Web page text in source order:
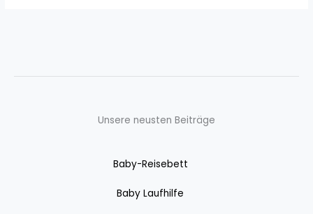
Unsere neusten Beiträge
Baby-Reisebett
Baby Laufhilfe